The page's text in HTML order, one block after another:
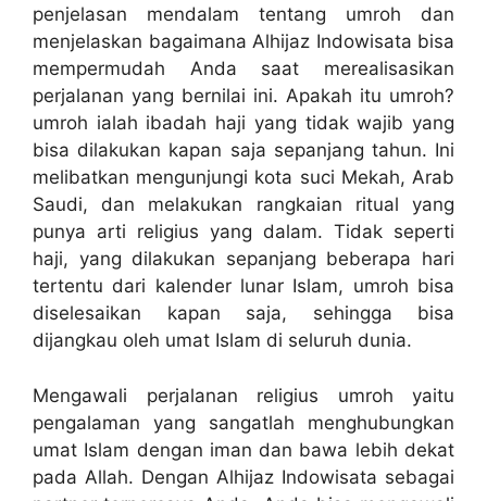
penjelasan mendalam tentang umroh dan
menjelaskan bagaimana Alhijaz Indowisata bisa
mempermudah Anda saat merealisasikan
perjalanan yang bernilai ini. Apakah itu umroh?
umroh ialah ibadah haji yang tidak wajib yang
bisa dilakukan kapan saja sepanjang tahun. Ini
melibatkan mengunjungi kota suci Mekah, Arab
Saudi, dan melakukan rangkaian ritual yang
punya arti religius yang dalam. Tidak seperti
haji, yang dilakukan sepanjang beberapa hari
tertentu dari kalender lunar Islam, umroh bisa
diselesaikan kapan saja, sehingga bisa
dijangkau oleh umat Islam di seluruh dunia.
Mengawali perjalanan religius umroh yaitu
pengalaman yang sangatlah menghubungkan
umat Islam dengan iman dan bawa lebih dekat
pada Allah. Dengan Alhijaz Indowisata sebagai